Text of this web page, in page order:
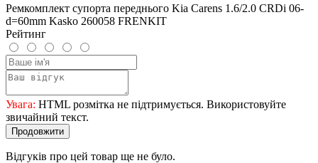
Ремкомплект супорта переднього Kia Carens 1.6/2.0 CRDi 06-
d=60mm Kasko 260058 FRENKIT
Рейтинг
Увага: HTML розмітка не підтримується. Використовуйте
звичайний текст.
Продовжити
Відгуків про цей товар ще не було.